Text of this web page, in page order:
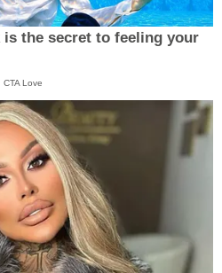
the secret to feeling your
CTA Love